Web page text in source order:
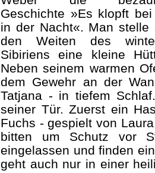
Geschichte »Es klopft bei
in der Nacht«. Man stelle
den Weiten des
Sibiriens eine kleine
Neben seinem warmen
dem Gewehr an der
Tatjana - in tiefem
seiner Tür. Zuerst ein
Fuchs - gespielt von
bitten um Schutz vor
eingelassen und finden
geht auch nur in einer